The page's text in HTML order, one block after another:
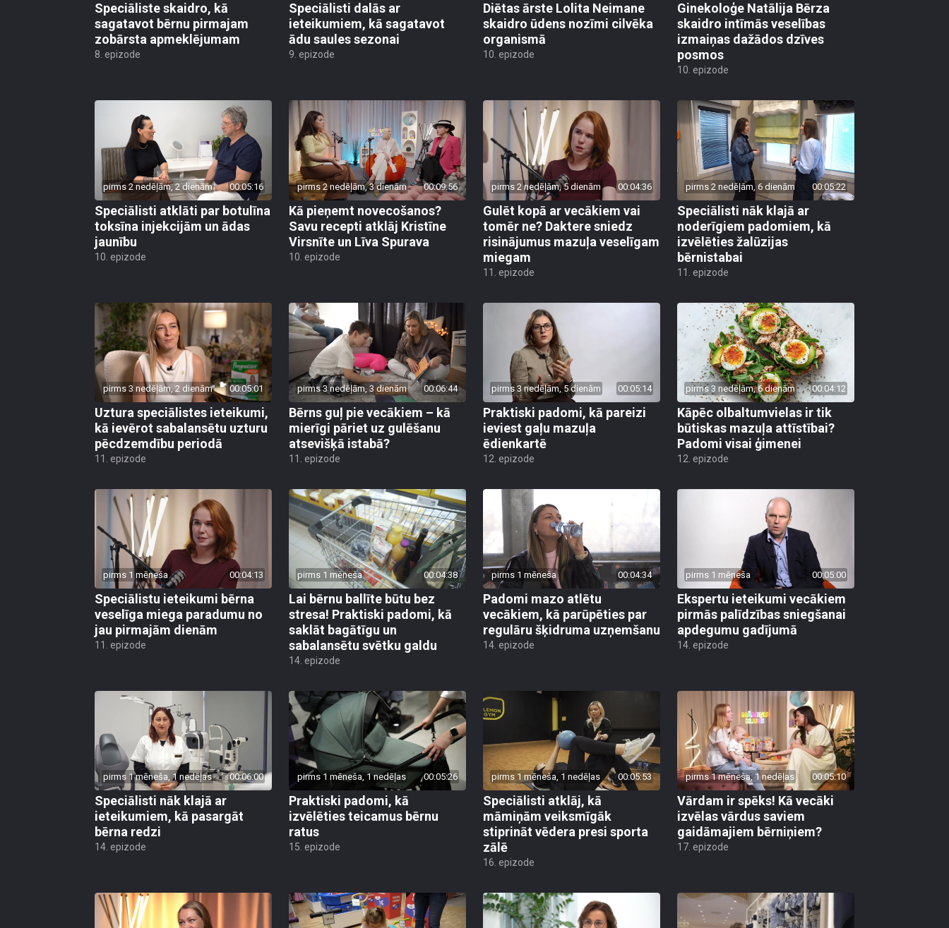
Speciāliste skaidro, kā
sagatavot bērnu pirmajam
zobārsta apmeklējumam
8. epizode
Speciālisti dalās ar
ieteikumiem, kā sagatavot
ādu saules sezonai
9. epizode
Diētas ārste Lolita Neimane
skaidro ūdens nozīmi cilvēka
organismā
10. epizode
Ginekoloģe Natālija Bērza
skaidro intīmās veselības
izmaiņas dažādos dzīves
posmos
10. epizode
pirms 2 nedēļām, 2 dienām 00:05:16
Speciālisti atklāti par botulīna
toksīna injekcijām un ādas
jaunību
10. epizode
pirms 2 nedēļām, 3 dienām 00:09:56
Kā pieņemt novecošanos?
Savu recepti atklāj Kristīne
Virsnīte un Līva Spurava
10. epizode
pirms 2 nedēļām, 5 dienām 00:04:36
Gulēt kopā ar vecākiem vai
tomēr ne? Daktere sniedz
risinājumus mazuļa veselīgam
miegam
11. epizode
pirms 2 nedēļām, 6 dienām 00:05:22
Speciālisti nāk klajā ar
noderīgiem padomiem, kā
izvēlēties žalūzijas
bērnistabai
11. epizode
pirms 3 nedēļām, 2 dienām 00:05:01
Uztura speciālistes ieteikumi,
kā ievērot sabalansētu uzturu
pēcdzemdību periodā
11. epizode
pirms 3 nedēļām, 3 dienām 00:06:44
Bērns guļ pie vecākiem – kā
mierīgi pāriet uz gulēšanu
atsevišķā istabā?
11. epizode
pirms 3 nedēļām, 5 dienām 00:05:14
Praktiski padomi, kā pareizi
ieviest gaļu mazuļa
ēdienkartē
12. epizode
pirms 3 nedēļām, 6 dienām 00:04:12
Kāpēc olbaltumvielas ir tik
būtiskas mazuļa attīstībai?
Padomi visai ģimenei
12. epizode
pirms 1 mēneša 00:04:13
Speciālistu ieteikumi bērna
veselīga miega paradumu no
jau pirmajām dienām
11. epizode
pirms 1 mēneša 00:04:38
Lai bērnu ballīte būtu bez
stresa! Praktiski padomi, kā
saklāt bagātīgu un
sabalansētu svētku galdu
14. epizode
pirms 1 mēneša 00:04:34
Padomi mazo atlētu
vecākiem, kā parūpēties par
regulāru šķidruma uzņemšanu
14. epizode
pirms 1 mēneša 00:05:00
Ekspertu ieteikumi vecākiem
pirmās palīdzības sniegšanai
apdegumu gadījumā
14. epizode
pirms 1 mēneša, 1 nedēļas 00:06:00
Speciālisti nāk klajā ar
ieteikumiem, kā pasargāt
bērna redzi
14. epizode
pirms 1 mēneša, 1 nedēļas 00:05:26
Praktiski padomi, kā
izvēlēties teicamus bērnu
ratus
15. epizode
pirms 1 mēneša, 1 nedēļas 00:05:53
Speciālisti atklāj, kā
māmiņām veiksmīgāk
stiprināt vēdera presi sporta
zālē
16. epizode
pirms 1 mēneša, 1 nedēļas 00:05:10
Vārdam ir spēks! Kā vecāki
izvēlas vārdus saviem
gaidāmajiem bērniņiem?
17. epizode